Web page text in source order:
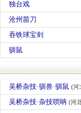
独台戏
沧州苗刀
吞铁球宝剑
驯鼠
吴桥杂技·驯兽·驯鼠 (河
吴桥杂技·杂技唢呐 (河